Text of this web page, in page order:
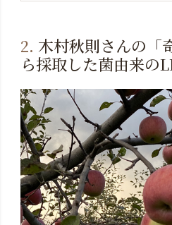
2. 木村秋則さんの「
ら採取した菌由来の